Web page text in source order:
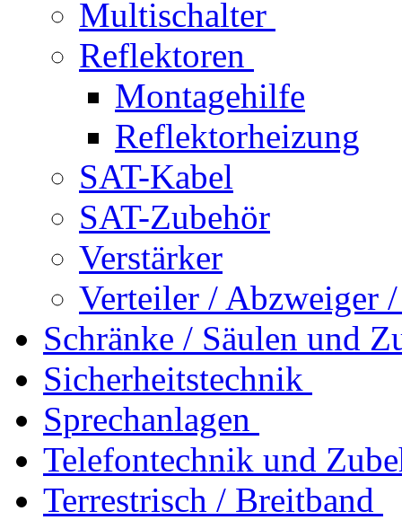
Multischalter
Reflektoren
Montagehilfe
Reflektorheizung
SAT-Kabel
SAT-Zubehör
Verstärker
Verteiler / Abzweiger
Schränke / Säulen und
Sicherheitstechnik
Sprechanlagen
Telefontechnik und
Terrestrisch / Breitband